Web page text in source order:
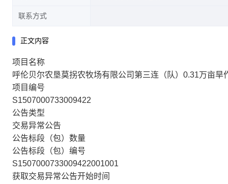
联系方式
正文内容
项目名称
呼伦贝尔农垦莫拐农牧场有限公司第三连（队）0.31万亩旱
项目编号
S1507000733009422
公告类型
交易异常公告
公告标段（包）数量
公告标段（包）编号
S1507000733009422001001
获取交易异常公告开始时间